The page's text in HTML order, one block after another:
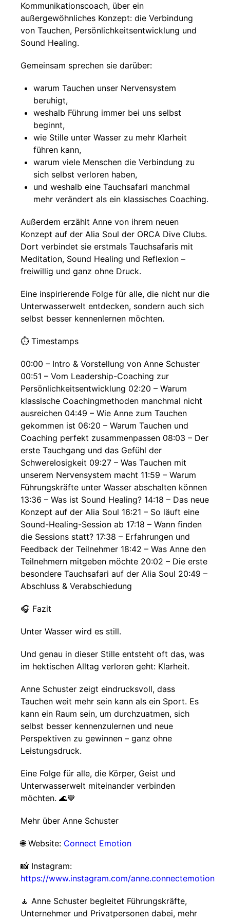
Kommunikationscoach, über ein
außergewöhnliches Konzept: die Verbindung
von Tauchen, Persönlichkeitsentwicklung und
Sound Healing.
Gemeinsam sprechen sie darüber:
warum Tauchen unser Nervensystem
beruhigt,
weshalb Führung immer bei uns selbst
beginnt,
wie Stille unter Wasser zu mehr Klarheit
führen kann,
warum viele Menschen die Verbindung zu
sich selbst verloren haben,
und weshalb eine Tauchsafari manchmal
mehr verändert als ein klassisches Coaching.
Außerdem erzählt Anne von ihrem neuen
Konzept auf der Alia Soul der ORCA Dive Clubs.
Dort verbindet sie erstmals Tauchsafaris mit
Meditation, Sound Healing und Reflexion –
freiwillig und ganz ohne Druck.
Eine inspirierende Folge für alle, die nicht nur die
Unterwasserwelt entdecken, sondern auch sich
selbst besser kennenlernen möchten.
⏱️ Timestamps
00:00 – Intro & Vorstellung von Anne Schuster
00:51 – Vom Leadership-Coaching zur
Persönlichkeitsentwicklung 02:20 – Warum
klassische Coachingmethoden manchmal nicht
ausreichen 04:49 – Wie Anne zum Tauchen
gekommen ist 06:20 – Warum Tauchen und
Coaching perfekt zusammenpassen 08:03 – Der
erste Tauchgang und das Gefühl der
Schwerelosigkeit 09:27 – Was Tauchen mit
unserem Nervensystem macht 11:59 – Warum
Führungskräfte unter Wasser abschalten können
13:36 – Was ist Sound Healing? 14:18 – Das neue
Konzept auf der Alia Soul 16:21 – So läuft eine
Sound-Healing-Session ab 17:18 – Wann finden
die Sessions statt? 17:38 – Erfahrungen und
Feedback der Teilnehmer 18:42 – Was Anne den
Teilnehmern mitgeben möchte 20:02 – Die erste
besondere Tauchsafari auf der Alia Soul 20:49 –
Abschluss & Verabschiedung
🎧 Fazit
Unter Wasser wird es still.
Und genau in dieser Stille entsteht oft das, was
im hektischen Alltag verloren geht: Klarheit.
Anne Schuster zeigt eindrucksvoll, dass
Tauchen weit mehr sein kann als ein Sport. Es
kann ein Raum sein, um durchzuatmen, sich
selbst besser kennenzulernen und neue
Perspektiven zu gewinnen – ganz ohne
Leistungsdruck.
Eine Folge für alle, die Körper, Geist und
Unterwasserwelt miteinander verbinden
möchten. 🌊💙
Mehr über Anne Schuster
🌐 Website: Connect Emotion
📸 Instagram:
https://www.instagram.com/anne.connectemotion
🧘 Anne Schuster begleitet Führungskräfte,
Unternehmer und Privatpersonen dabei, mehr